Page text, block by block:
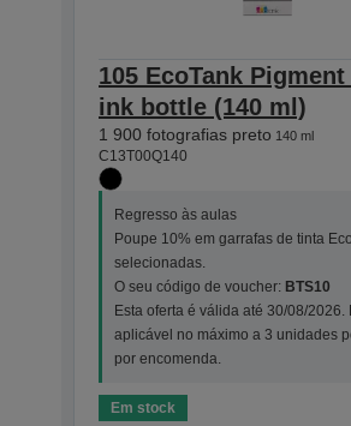
105 EcoTank
ink bottle (140 ml)
1 900 fotografias preto 140 ml
C13T00Q140
Regresso às aulas
Poupe 10% em garrafas de tinta
selecionadas.
O seu código de voucher: BTS10
Esta oferta é válida até 30/08/2026.
aplicável no máximo a 3 unidades
por encomenda.
Em stock